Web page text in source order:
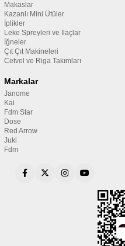
Makaslar
Kazanlı Mini Ütüler
İplikler
Leke Spreyleri ve İlaçlar
İğneler
Çıt Çıt Makineleri
Cetvel ve Riga Takımları
Markalar
Janome
Kai
Fdm Star
Dose
Red Arrow
Juki
Fdm